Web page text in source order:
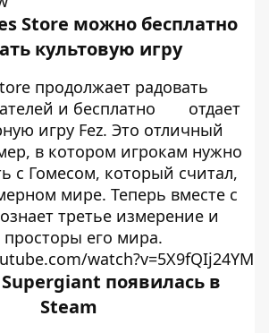
Store можно бесплатно
культовую игру
продолжает радовать
и бесплатно
отдает
игру Fez. Это отличный
в котором игрокам нужно
с Гомесом, который считал,
мире. Теперь вместе с
третье измерение и
его мира.
watch?v=5X9fQIj24YM
Supergiant появилась в
Steam